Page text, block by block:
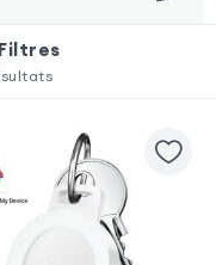
Filtres